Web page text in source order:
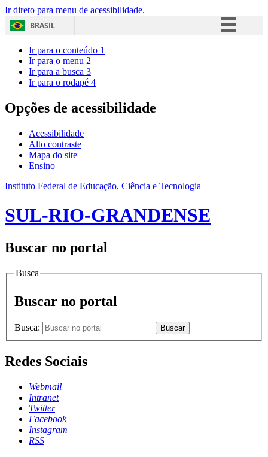
Ir direto para menu de acessibilidade.
BRASIL
Acesso à informação
Ir para o conteúdo 1
Ir para o menu 2
Ir para a busca 3
Ir para o rodapé 4
Opções de acessibilidade
Acessibilidade
Alto contraste
Mapa do site
Ensino
Instituto Federal de Educação, Ciência e Tecnologia
SUL-RIO-GRANDENSE
Buscar no portal
Busca
Buscar no portal
Busca: Buscar
Redes Sociais
Webmail
Intranet
Twitter
Facebook
Instagram
RSS